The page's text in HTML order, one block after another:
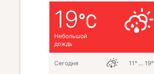
19
Небольшой
дождь
Сегодня 11° … 19°